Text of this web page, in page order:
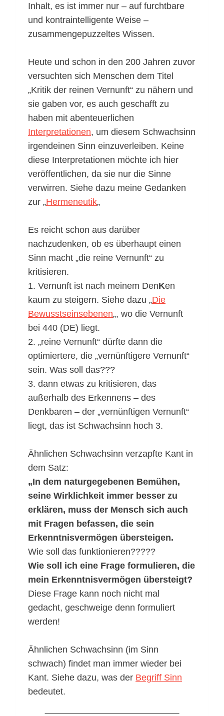
Inhalt, es ist immer nur – auf furchtbare
und kontraintelligente Weise –
zusammengepuzzeltes Wissen.
Heute und schon in den 200 Jahren zuvor
versuchten sich Menschen dem Titel
„Kritik der reinen Vernunft“ zu nähern und
sie gaben vor, es auch geschafft zu
haben mit abenteuerlichen
Interpretationen, um diesem Schwachsinn
irgendeinen Sinn einzuverleiben. Keine
diese Interpretationen möchte ich hier
veröffentlichen, da sie nur die Sinne
verwirren. Siehe dazu meine Gedanken
zur „Hermeneutik„
Es reicht schon aus darüber
nachzudenken, ob es überhaupt einen
Sinn macht „die reine Vernunft“ zu
kritisieren.
1. Vernunft ist nach meinem DenKen
kaum zu steigern. Siehe dazu „Die
Bewusstseinsebenen„, wo die Vernunft
bei 440 (DE) liegt.
2. „reine Vernunft“ dürfte dann die
optimiertere, die „vernünftigere Vernunft“
sein. Was soll das???
3. dann etwas zu kritisieren, das
außerhalb des Erkennens – des
Denkbaren – der „vernünftigen Vernunft“
liegt, das ist Schwachsinn hoch 3.
Ähnlichen Schwachsinn verzapfte Kant in
dem Satz:
„In dem naturgegebenen Bemühen,
seine Wirklichkeit immer besser zu
erklären, muss der Mensch sich auch
mit Fragen befassen, die sein
Erkenntnisvermögen übersteigen.
Wie soll das funktionieren?????
Wie soll ich eine Frage formulieren, die
mein Erkenntnisvermögen übersteigt?
Diese Frage kann noch nicht mal
gedacht, geschweige denn formuliert
werden!
Ähnlichen Schwachsinn (im Sinn
schwach) findet man immer wieder bei
Kant. Siehe dazu, was der Begriff Sinn
bedeutet.